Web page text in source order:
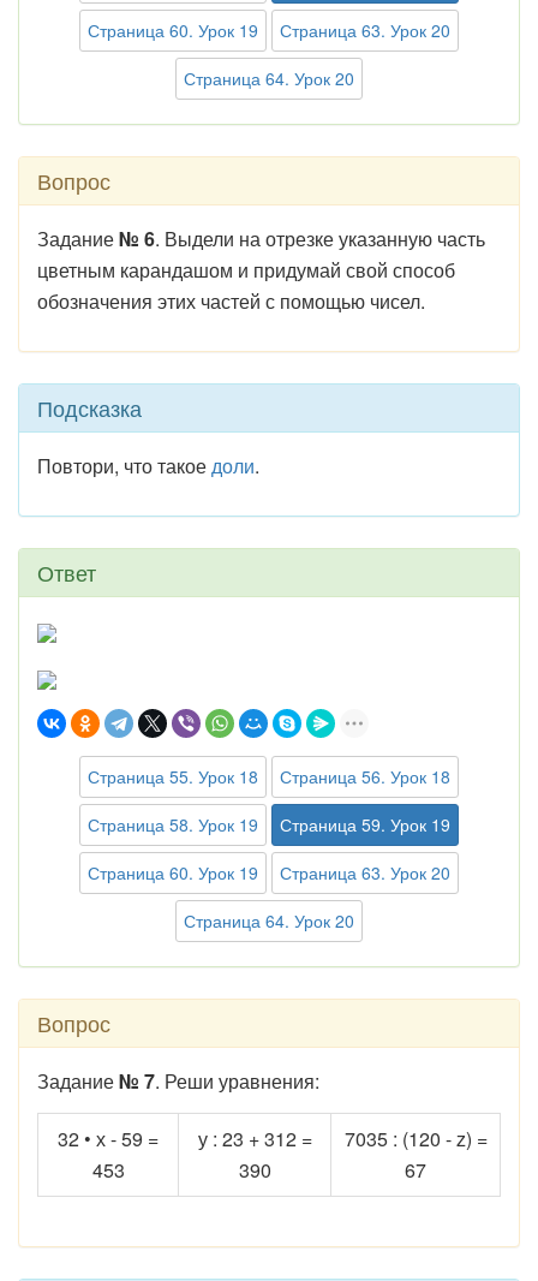
Страница 60. Урок 19
Страница 63. Урок 20
Страница 64. Урок 20
Вопрос
Задание№ 6. Выдели на отрезке указанную часть
цветным карандашом и придумай свой способ
обозначения этих частей с помощью чисел.
Подсказка
Повтори, что такоедоли.
Ответ
Страница 55. Урок 18
Страница 56. Урок 18
Страница 58. Урок 19
Страница 59. Урок 19
Страница 60. Урок 19
Страница 63. Урок 20
Страница 64. Урок 20
Вопрос
Задание№ 7. Реши уравнения:
32 • х - 59 =
453
у : 23 + 312 =
390
7035 : (120 - z) =
67